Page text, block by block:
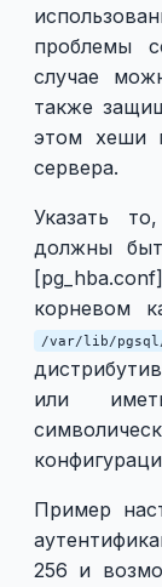
проблемы
случае
также
этом хеши
сервера.
Указать
должны
корневом
/var/lib/
или
Пример
256 и